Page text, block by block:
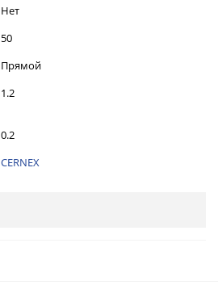
Нет
50
Прямой
1.2
0.2
CERNEX